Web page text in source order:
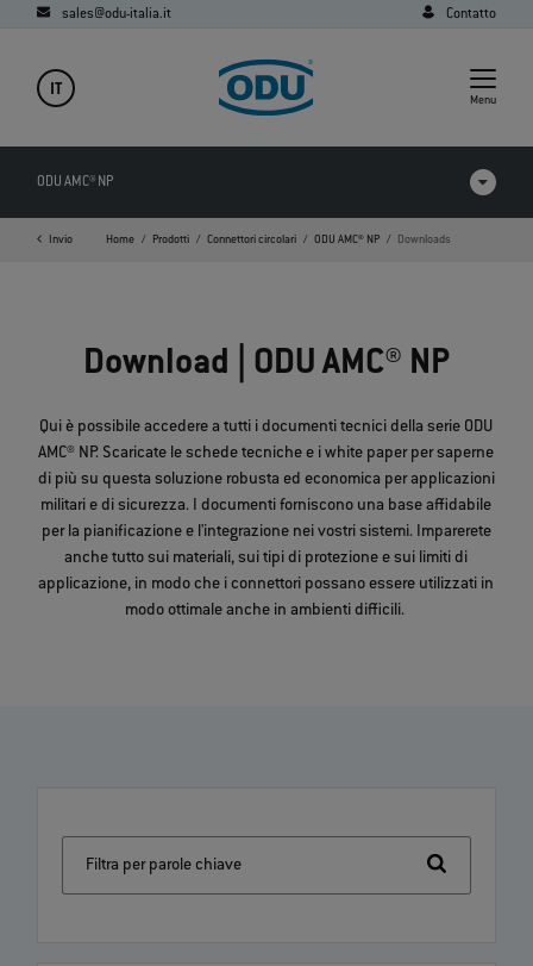
sales@odu-italia.it Contatto
IT
Menu
ODU AMC® NP
Prodotti a confronto
Downloads
Invio Home Prodotti Connettori circolari ODU AMC® NP Downloads
Download | ODU AMC® NP
Qui è possibile accedere a tutti i documenti tecnici della serie ODU
AMC® NP. Scaricate le schede tecniche e i white paper per saperne
di più su questa soluzione robusta ed economica per applicazioni
militari e di sicurezza. I documenti forniscono una base affidabile
per la pianificazione e l'integrazione nei vostri sistemi. Imparerete
anche tutto sui materiali, sui tipi di protezione e sui limiti di
applicazione, in modo che i connettori possano essere utilizzati in
modo ottimale anche in ambienti difficili.
Filtra per parole chiave